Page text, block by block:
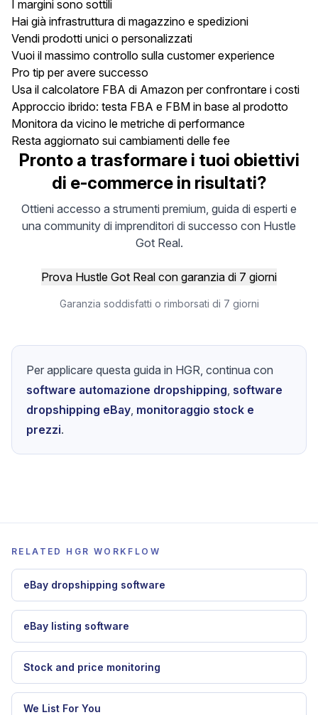
I margini sono sottili
Hai già infrastruttura di magazzino e spedizioni
Vendi prodotti unici o personalizzati
Vuoi il massimo controllo sulla customer experience
Pro tip per avere successo
Usa il calcolatore FBA di Amazon per confrontare i costi
Approccio ibrido: testa FBA e FBM in base al prodotto
Monitora da vicino le metriche di performance
Resta aggiornato sui cambiamenti delle fee
Pronto a trasformare i tuoi obiettivi
di e-commerce in risultati?
Ottieni accesso a strumenti premium, guida di esperti e
una community di imprenditori di successo con Hustle
Got Real.
Prova Hustle Got Real con garanzia di 7 giorni
Garanzia soddisfatti o rimborsati di 7 giorni
Per applicare questa guida in HGR, continua con
software automazione dropshipping, software
dropshipping eBay, monitoraggio stock e
prezzi.
RELATED HGR WORKFLOW
eBay dropshipping software
eBay listing software
Stock and price monitoring
We List For You